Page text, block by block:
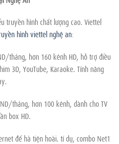
truyền hình chất lượng cao. Viettel
hình viettel nghệ an:
tháng, hơn 160 kênh HD, hỗ trợ điều
3D, YouTube, Karaoke. Tính năng
tháng, hơn 100 kênh, dành cho TV
box HD.
để hà tiện hoài. tỉ dụ, combo Net1